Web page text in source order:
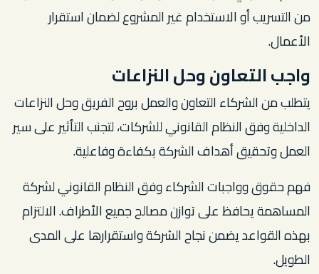
من التسريب أو الاستخدام غير المشروع لضمان استقرار
الأعمال.
واجب التعاون وحل النزاعات
يتطلب من الشركاء التعاون والعمل بروح الفريق وحل النزاعات
الداخلية وفق النظام القانوني للشركات، لتجنب التأثير على سير
العمل وتحقيق أهداف الشركة بكفاءة وفاعلية.
فهم حقوق وواجبات الشركاء وفق النظام القانوني لشركة
المساهمة يحافظ على توازن مصالح جميع الأطراف. الالتزام
بهذه القواعد يضمن نجاح الشركة واستقرارها على المدى
الطويل.